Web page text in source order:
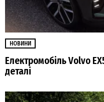
НОВИНИ
Електромобіль Volvo
деталі